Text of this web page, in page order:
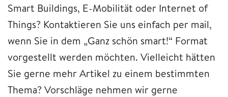
Smart Buildings, E-Mobilität oder Internet of
Things? Kontaktieren Sie uns einfach per mail,
wenn Sie in dem „Ganz schön smart!“ Format
vorgestellt werden möchten. Vielleicht hätten
Sie gerne mehr Artikel zu einem bestimmten
Thema? Vorschläge nehmen wir gerne